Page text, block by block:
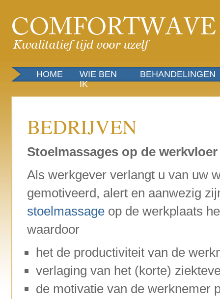
HOME
WIE BEN
IK
BEHANDELINGEN
BEDRIJVEN
Stoelmassages op de werkvloer
Als werkgever verlangt u van uw
gemotiveerd, alert en aanwezig
stoelmassage op de werkplaats
waardoor
het de productiviteit van de
verlaging van het (korte)
de motivatie van de werknemer